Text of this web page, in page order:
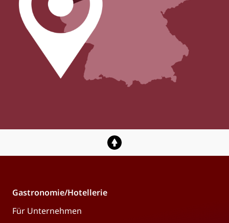
Gastronomie/Hotellerie
Für Unternehmen